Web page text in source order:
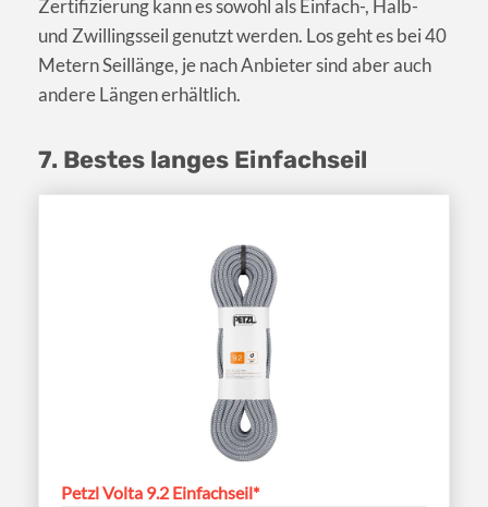
Zertifizierung kann es sowohl als Einfach-, Halb-
und Zwillingsseil genutzt werden. Los geht es bei 40
Metern Seillänge, je nach Anbieter sind aber auch
andere Längen erhältlich.
7. Bestes langes Einfachseil
Petzl Volta 9.2 Einfachseil*